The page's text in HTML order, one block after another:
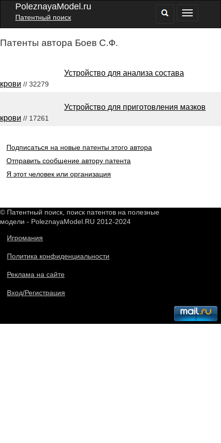
PoleznayaModel.ru
Патентный поиск
Патенты автора Боев С.Ф.
Устройство для анализа состава
крови // 32279
Устройство для приготовления мазков
крови // 17261
Подписаться на новые патенты этого автора
Отправить сообщение автору патента
Я этот человек или организация
© Патентный поиск, поиск патентов на полезные
модели - PoleznayaModel.RU 2012-2024
Игромания
Политика конфиденциальности
Реклама на сайте
Вход/Регистрация